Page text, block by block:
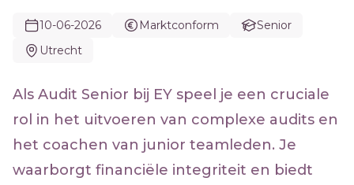
10-06-2026 Marktconform
Senior
Utrecht
Als Audit Senior bij EY speel je een cruciale
rol in het uitvoeren van complexe audits en
het coachen van junior teamleden. Je
waarborgt financiële integriteit en biedt